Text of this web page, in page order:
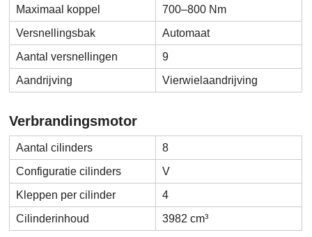
Maximaal koppel
700–800 Nm
Versnellingsbak
Automaat
Aantal versnellingen
9
Aandrijving
Vierwielaandrijving
Verbrandingsmotor
Aantal cilinders
8
Configuratie cilinders
V
Kleppen per cilinder
4
Cilinderinhoud
3982 cm³